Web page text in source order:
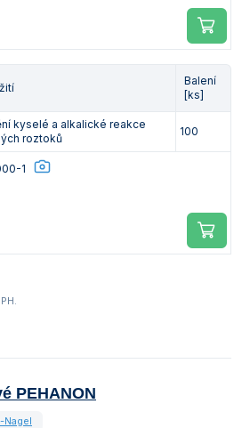
Balení
[ks]
kyselé a alkalické reakce
roztoků
100
1
PEHANON
Nagel